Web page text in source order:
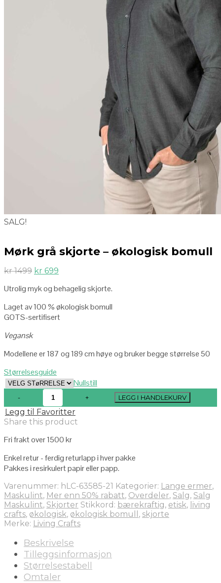
SALG!
Mørk grå skjorte – økologisk bomull
kr1499 kr 699
Utrolig myk og behagelig skjorte.
Laget av 100 % økologisk bomull
GOTS-sertifisert
Vegansk
Modellene er 187 og 189 cm høye og bruker begge størrelse 50
Størrelsesguide
Nullstill
LEGG I HANDLEKURV
Legg til Favoritter
Share this product
Fri frakt over 1500 kr
Enkel retur - ferdig returlapp i hver pakke
Pakkes i resirkulert papir eller papp.
Varenummer: hLC-63585-21 Kategorier: Lange ermer,
Maskulint, Mer enn 50% rabatt, Overdeler, Salg, Salg
Maskulint, Skjorter Stikkord: bærekraftig, etisk, living
crafts, økologisk, økologisk bomull , skjorte
Merke: Living Crafts
Beskrivelse
Tilleggsinformasjon
Størrelsestabell
Omtaler